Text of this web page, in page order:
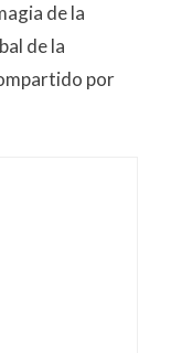
de la
de la
por